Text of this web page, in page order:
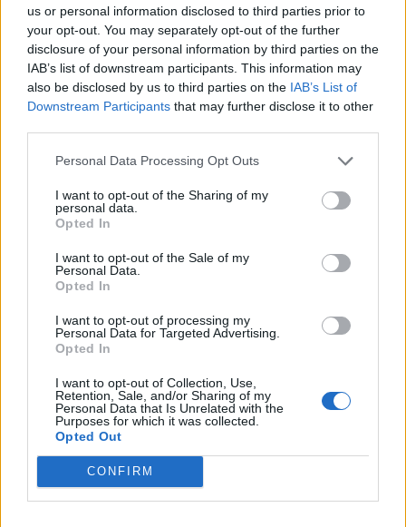
us or personal information disclosed to third parties prior to
your opt-out. You may separately opt-out of the further
disclosure of your personal information by third parties on the
IAB’s list of downstream participants. This information may
also be disclosed by us to third parties on the IAB’s List of
Downstream Participants that may further disclose it to other
Personal Data Processing Opt Outs
I want to opt-out of the Sharing of my
personal data.
Opted In
I want to opt-out of the Sale of my
Personal Data.
Opted In
I want to opt-out of processing my
Personal Data for Targeted Advertising.
Opted In
I want to opt-out of Collection, Use,
Retention, Sale, and/or Sharing of my
Personal Data that Is Unrelated with the
Purposes for which it was collected.
Opted Out
CONFIRM
Ανταγωνιστικό πακέτο αποδοχών αναλόγως προσόντων,
με πλήρη ασφάλιση και ένσημα και bonus απόδοση
Παροχή διατροφής και διαμονής στα δωματιά μας από
πίσω.
Επαγγελματικό και ευχάριστο περιβάλλον εργασίας.
Θέσεις εργασίας
Όλες οι Θέσεις Εργασίας
Θέσεις Εργασίας ανά Ειδικότητα